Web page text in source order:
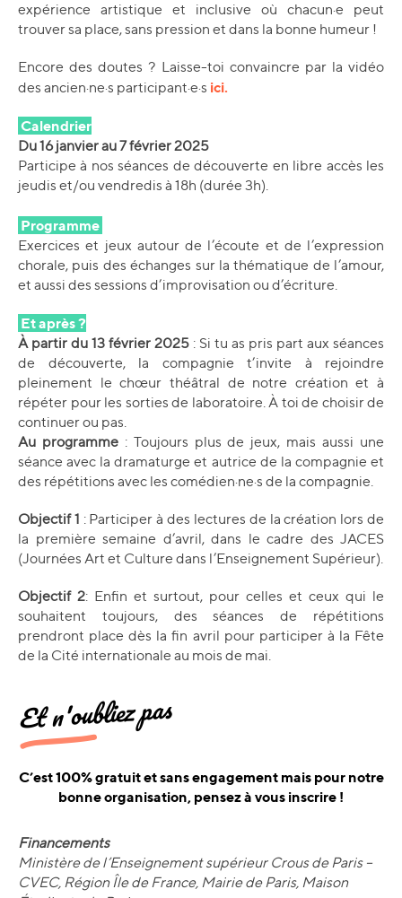
expérience artistique et inclusive où chacun·e peut
trouver sa place, sans pression et dans la bonne humeur !
Encore des doutes ? Laisse-toi convaincre par la vidéo
des ancien·ne·s participant·e·s ici.
Calendrier
Du 16 janvier au 7 février 2025
Participe à nos séances de découverte en libre accès les
jeudis et/ou vendredis à 18h (durée 3h).
Programme
Exercices et jeux autour de l’écoute et de l’expression
chorale, puis des échanges sur la thématique de l’amour,
et aussi des sessions d’improvisation ou d’écriture.
Et après ?
À partir du 13 février 2025 : Si tu as pris part aux séances
de découverte, la compagnie t’invite à rejoindre
pleinement le chœur théâtral de notre création et à
répéter pour les sorties de laboratoire. À toi de choisir de
continuer ou pas.
Au programme: Toujours plus de jeux, mais aussi une
séance avec la dramaturge et autrice de la compagnie et
des répétitions avec les comédien·ne·s de la compagnie.
Objectif 1 : Participer à des lectures de la création lors de
la première semaine d’avril, dans le cadre des JACES
(Journées Art et Culture dans l’Enseignement Supérieur).
Objectif 2: Enfin et surtout, pour celles et ceux qui le
souhaitent toujours, des séances de répétitions
prendront place dès la fin avril pour participer à la Fête
de la Cité internationale au mois de mai.
Et n'oubliez pas
C’est 100% gratuit et sans engagement mais pour notre
bonne organisation, pensez à vous inscrire !
Financements
Ministère de l’Enseignement supérieur Crous de Paris –
CVEC, Région Île de France, Mairie de Paris, Maison